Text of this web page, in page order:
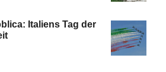
Italiens Tag der